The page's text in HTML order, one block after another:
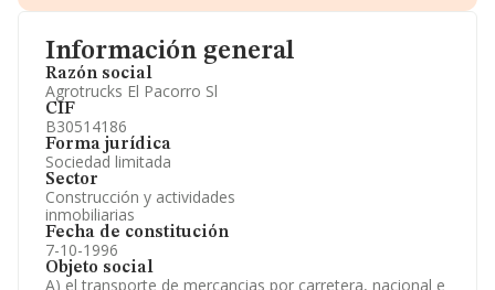
Información general
Razón social
Agrotrucks El Pacorro Sl
CIF
B30514186
Forma jurídica
Sociedad limitada
Sector
Construcción y actividades
inmobiliarias
Fecha de constitución
7-10-1996
Objeto social
A) el transporte de mercancias por carretera, nacional e
Información oficial y registral complementaria.